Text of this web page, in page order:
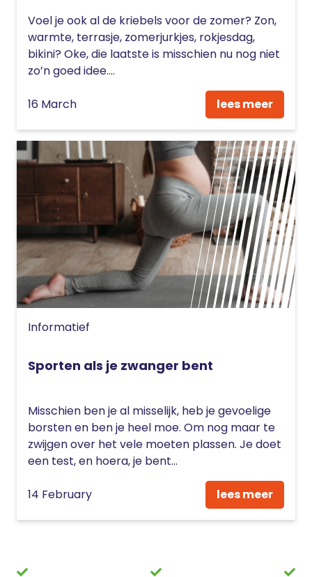
Voel je ook al de kriebels voor de zomer? Zon,
warmte, terrasje, zomerjurkjes, rokjesdag,
bikini? Oke, die laatste is misschien nu nog niet
zo’n goed idee....
16 March lees meer
Informatief
Sporten als je zwanger bent
Misschien ben je al misselijk, heb je gevoelige
borsten en ben je heel moe. Om nog maar te
zwijgen over het vele moeten plassen. Je doet
een test, en hoera, je bent...
14 February lees meer